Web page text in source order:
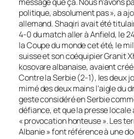
politique, absolument pas », a
allemand. Shaqiri avait été
4-0 du match aller à Anfield, le
la Coupe du monde cet été, le
suisse et son coéquipier Granit
kosovare albanaise, avaient
Contre la Serbie (2-1), les deux
mimé des deux mains l’aigle du
geste considéré en Serbie
défiance, et que la presse
« provocation honteuse ». Les
Albanie » font référence à une